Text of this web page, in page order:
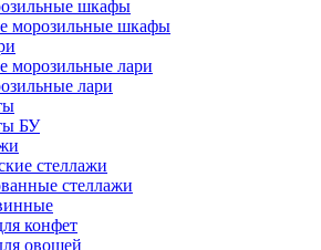
шкафы
морозильные шкафы
морозильные лари
лари
БУ
стеллажи
стеллажи
конфет
овощей